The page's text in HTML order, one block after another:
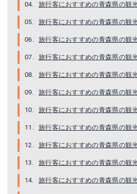
旅行客におすすめの青森県の観
旅行客におすすめの青森県の観
旅行客におすすめの青森県の観
旅行客におすすめの青森県の観
旅行客におすすめの青森県の観
旅行客におすすめの青森県の観
旅行客におすすめの青森県の観
旅行客におすすめの青森県の観
旅行客におすすめの青森県の観
旅行客におすすめの青森県の観
旅行客におすすめの青森県の観